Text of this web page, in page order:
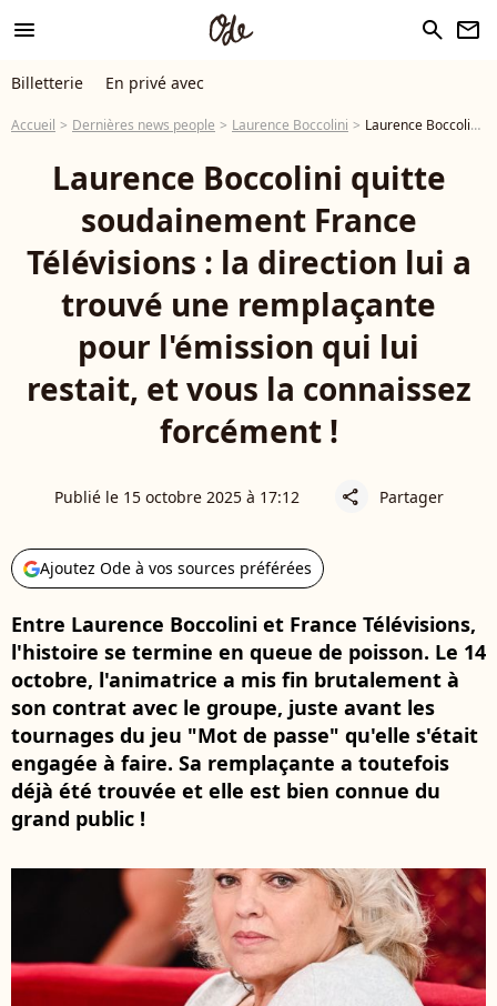
menu search newsletter
Billetterie En privé avec
Accueil Dernières news people Laurence Boccolini Laurence Boccolini quitte soudainement France Télévisions : la direction lui a trouvé une remplaçante pour l'émission qui lui restait, et vous la connaissez forcément !
Laurence Boccolini quitte
soudainement France
Télévisions : la direction lui a
trouvé une remplaçante
pour l'émission qui lui
restait, et vous la connaissez
forcément !
Publié le 15 octobre 2025 à 17:12 share Partager
Ajoutez Ode à vos sources préférées
Entre Laurence Boccolini et France Télévisions,
l'histoire se termine en queue de poisson. Le 14
octobre, l'animatrice a mis fin brutalement à
son contrat avec le groupe, juste avant les
tournages du jeu "Mot de passe" qu'elle s'était
engagée à faire. Sa remplaçante a toutefois
déjà été trouvée et elle est bien connue du
grand public !